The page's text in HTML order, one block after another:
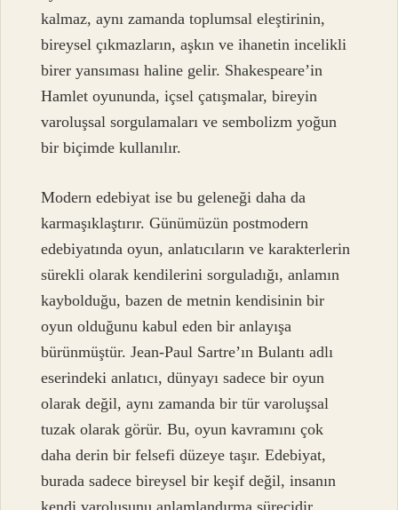
kalmaz, aynı zamanda toplumsal eleştirinin,
bireysel çıkmazların, aşkın ve ihanetin incelikli
birer yansıması haline gelir. Shakespeare’in
Hamlet oyununda, içsel çatışmalar, bireyin
varoluşsal sorgulamaları ve sembolizm yoğun
bir biçimde kullanılır.
Modern edebiyat ise bu geleneği daha da
karmaşıklaştırır. Günümüzün postmodern
edebiyatında oyun, anlatıcıların ve karakterlerin
sürekli olarak kendilerini sorguladığı, anlamın
kaybolduğu, bazen de metnin kendisinin bir
oyun olduğunu kabul eden bir anlayışa
bürünmüştür. Jean-Paul Sartre’ın Bulantı adlı
eserindeki anlatıcı, dünyayı sadece bir oyun
olarak değil, aynı zamanda bir tür varoluşsal
tuzak olarak görür. Bu, oyun kavramını çok
daha derin bir felsefi düzeye taşır. Edebiyat,
burada sadece bireysel bir keşif değil, insanın
kendi varoluşunu anlamlandırma sürecidir.